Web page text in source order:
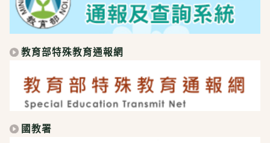
教育部特殊教育通報網
國教署